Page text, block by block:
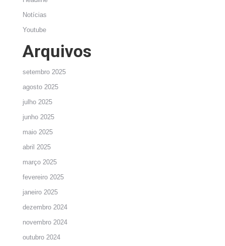
Notícias
Youtube
Arquivos
setembro 2025
agosto 2025
julho 2025
junho 2025
maio 2025
abril 2025
março 2025
fevereiro 2025
janeiro 2025
dezembro 2024
novembro 2024
outubro 2024